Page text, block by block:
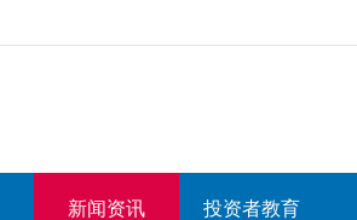
新闻资讯 投资者教育